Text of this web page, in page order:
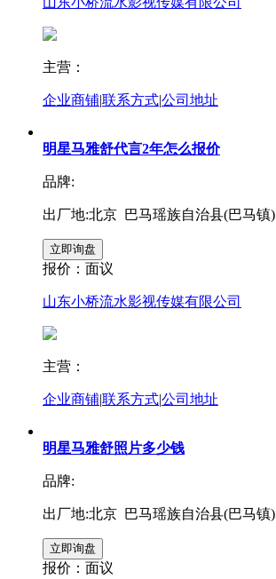
主营：
企业商铺|联系方式|公司地址
明星马雅舒代言2年怎么报价
品牌:
出厂地:北京 巴马瑶族自治县(巴马镇)
报价： 面议
山东小桥流水影视传媒有限公司
主营：
企业商铺|联系方式|公司地址
明星马雅舒照片多少钱
品牌:
出厂地:北京 巴马瑶族自治县(巴马镇)
报价： 面议